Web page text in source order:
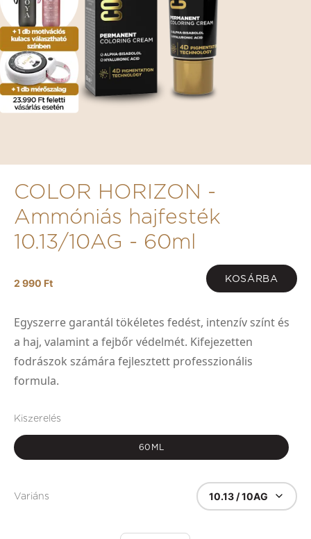
COLOR HORIZON -
Ammóniás hajfesték
10.13/10AG - 60ml
2 990 Ft KOSÁRBA
Egyszerre garantál tökéletes fedést, intenzív színt és
a haj, valamint a fejbőr védelmét. Kifejezetten
fodrászok számára fejlesztett professzionális
formula.
Kiszerelés
60ML
Variáns 10.13 / 10AG